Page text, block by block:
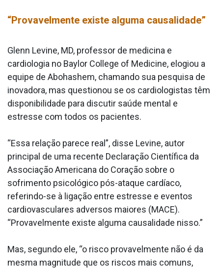
“Provavelmente existe alguma causalidade”
Glenn Levine, MD, professor de medicina e
cardiologia no Baylor College of Medicine, elogiou a
equipe de Abohashem, chamando sua pesquisa de
inovadora, mas questionou se os cardiologistas têm
disponibilidade para discutir saúde mental e
estresse com todos os pacientes.
“Essa relação parece real”, disse Levine, autor
principal de uma recente Declaração Científica da
Associação Americana do Coração sobre o
sofrimento psicológico pós-ataque cardíaco,
referindo-se à ligação entre estresse e eventos
cardiovasculares adversos maiores (MACE).
“Provavelmente existe alguma causalidade nisso.”
Mas, segundo ele, “o risco provavelmente não é da
mesma magnitude que os riscos mais comuns,